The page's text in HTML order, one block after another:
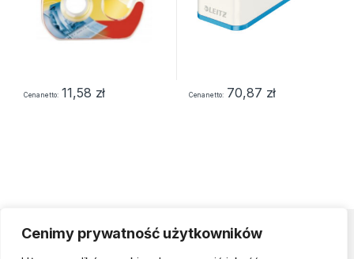
Cenimy prywatność użytkowników
Cena netto 11,58 zł Cena netto 70,87 zł
Strefa klienta